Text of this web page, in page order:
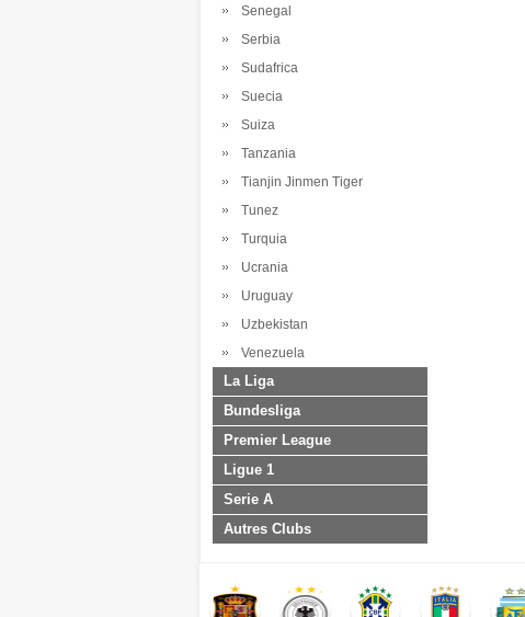
Senegal
Serbia
Sudafrica
Suecia
Suiza
Tanzania
Tianjin Jinmen Tiger
Tunez
Turquia
Ucrania
Uruguay
Uzbekistan
Venezuela
La Liga
Bundesliga
Premier League
Ligue 1
Serie A
Autres Clubs